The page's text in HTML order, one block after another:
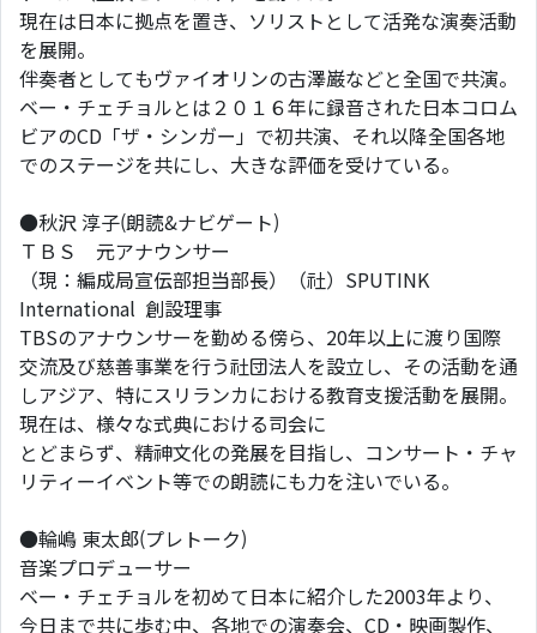
現在は日本に拠点を置き、ソリストとして活発な演奏活動
を展開。
伴奏者としてもヴァイオリンの古澤巌などと全国で共演。
ベー・チェチョルとは２０１６年に録音された日本コロム
ビアのCD「ザ・シンガー」で初共演、それ以降全国各地
でのステージを共にし、大きな評価を受けている。
●秋沢 淳子(朗読&ナビゲート)
ＴＢＳ 元アナウンサー
（現：編成局宣伝部担当部長）（社）SPUTINK
International 創設理事
TBSのアナウンサーを勤める傍ら、20年以上に渡り国際
交流及び慈善事業を行う社団法人を設立し、その活動を通
しアジア、特にスリランカにおける教育支援活動を展開。
現在は、様々な式典における司会に
とどまらず、精神文化の発展を目指し、コンサート・チャ
リティーイベント等での朗読にも力を注いでいる。
●輪嶋 東太郎(プレトーク)
音楽プロデューサー
ベー・チェチョルを初めて日本に紹介した2003年より、
今日まで共に歩む中、各地での演奏会、CD・映画製作、